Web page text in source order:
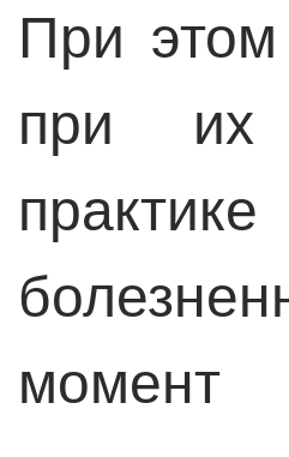
При
при их